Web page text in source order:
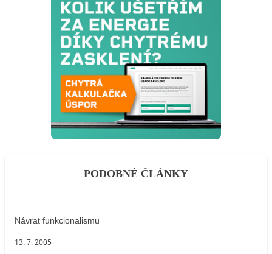
PODOBNÉ ČLÁNKY
Návrat funkcionalismu
13. 7. 2005